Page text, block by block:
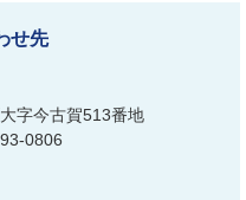
せ先
字今古賀513番地
0806